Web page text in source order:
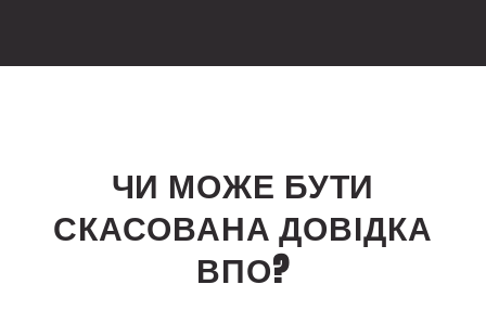
ЧИ МОЖЕ БУТИ
СКАСОВАНА ДОВІДКА
ВПО?